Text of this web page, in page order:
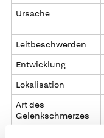
Ursache
Leitbeschwerden
Entwicklung
Lokalisation
Art des
Gelenkschmerzes